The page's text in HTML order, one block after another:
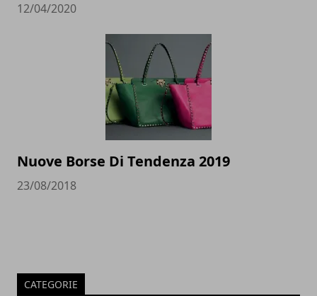
12/04/2020
Nuove Borse Di Tendenza 2019
23/08/2018
CATEGORIE